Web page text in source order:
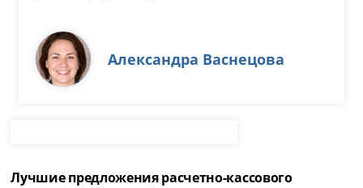
Александра Васнецова
Лучшие предложения расчетно-кассового